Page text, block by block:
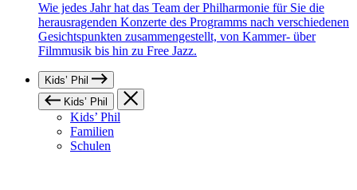
Wie jedes Jahr hat das Team der Philharmonie für Sie die
herausragenden Konzerte des Programms nach verschiedenen
Gesichtspunkten zusammengestellt, von Kammer- über
Filmmusik bis hin zu Free Jazz.
Kids’ Phil
Kids’ Phil
Kids’ Phil
Familien
Schulen